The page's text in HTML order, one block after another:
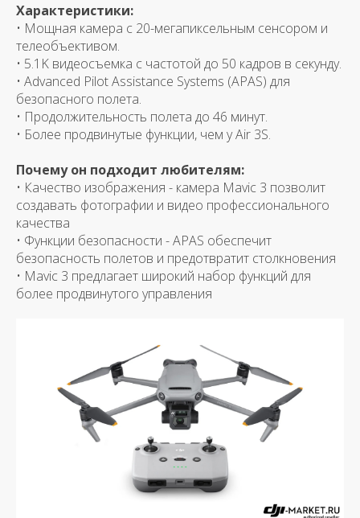
Характеристики:
• Мощная камера с 20-мегапиксельным сенсором и
телеобъективом.
• 5.1K видеосъемка с частотой до 50 кадров в секунду.
• Advanced Pilot Assistance Systems (APAS) для
безопасного полета.
• Продолжительность полета до 46 минут.
• Более продвинутые функции, чем у Air 3S.
Почему он подходит любителям:
• Качество изображения - камера Mavic 3 позволит
создавать фотографии и видео профессионального
качества
• Функции безопасности - APAS обеспечит
безопасность полетов и предотвратит столкновения
• Mavic 3 предлагает широкий набор функций для
более продвинутого управления